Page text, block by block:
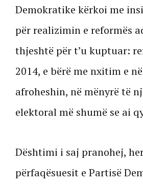
Demokratike kërkoi me
për realizimin e reformës
thjeshtë për t’u kuptuar:
2014, e bërë me nxitim e
afroheshin, në mënyrë të
elektoral më shumë se ai
Dështimi i saj pranohej,
përfaqësuesit e Partisë